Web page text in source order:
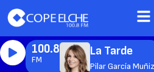
100.8
FM
La Tarde
Pilar García Muñiz